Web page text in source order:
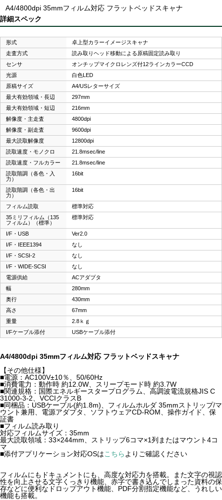
A4/4800dpi 35mmフィルム対応 フラットベッドスキャナ
詳細スペック
形式
卓上型カラーイメージスキャナ
走査方式
読み取りヘッド移動による原稿固定読み取り
センサ
オンチップマイクロレンズ付12ラインカラーCCD
光源
白色LED
原稿サイズ
A4/USレターサイズ
最大有効領域・長辺
297mm
最大有効領域・短辺
216mm
解像度・主走査
4800dpi
解像度・副走査
9600dpi
最大読取解像度
12800dpi
読取速度・モノクロ
21.8msec/line
読取速度・フルカラー
21.8msec/line
読取階調（各色・入
力）
16bit
読取階調（各色・出
力）
16bit
フィルム読取
標準対応
35ミリフィルム（135
フィルム）（標準）
標準対応
I/F・USB
Ver2.0
I/F・IEEE1394
なし
I/F・SCSI-2
なし
I/F・WIDE-SCSI
なし
電源供給
ACアダプタ
幅
280mm
奥行
430mm
高さ
67mm
重量
2.8ｋｇ
I/Fケーブル添付
USBケーブル添付
A4/4800dpi 35mmフィルム対応 フラットベッドスキャナ
【その他仕様】
■電源：AC100V±10％、50/60Hz
■消費電力：動作時 約12.0W、スリープモード時 約3.7W
■関連規格：国際エネルギースタープログラム、高調波電流規格JIS C
31000-3-2、VCCIクラスB
■同梱品：USBケーブル(約1.8m)、フィルムホルダ 35mmストリップ/マ
ウント兼用、電源アダプタ、ソフトウェアCD-ROM、操作ガイド、保
証書
■フィルム読み取り
対応フィルムサイズ：35mm
最大読取領域：33×244mm、ストリップ6コマ×1列またはマウント4コ
マ
■添付アプリケーション対応OSはこちら よりご確認ください
フィルムにもドキュメントにも、高度な対応力を搭載。また文字の視認
性を向上させる文字くっきり機能、赤字で書き込んでしまった資料の保
存などに便利なドロップアウト機能、PDF分割指定機能など、うれしい
機能も搭載。